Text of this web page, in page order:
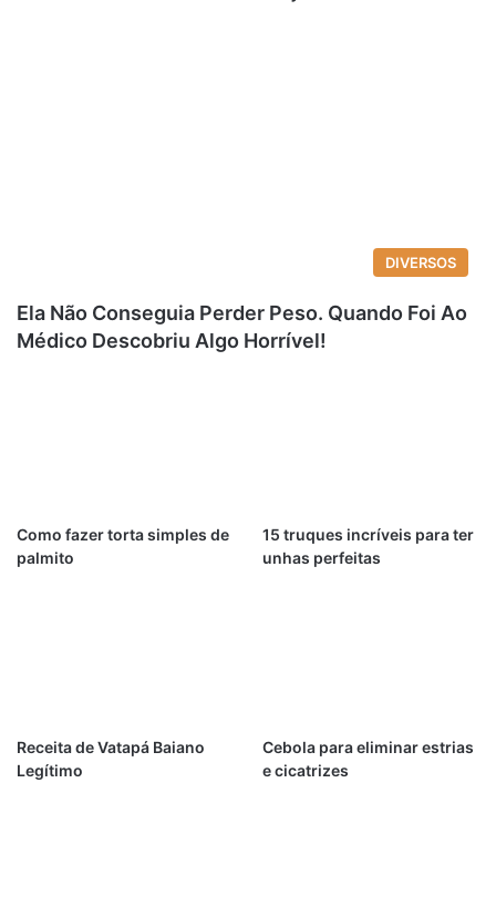
DIVERSOS
Ela Não Conseguia Perder Peso. Quando Foi Ao
Médico Descobriu Algo Horrível!
Como fazer torta simples de
palmito
15 truques incríveis para ter
unhas perfeitas
Receita de Vatapá Baiano
Legítimo
Cebola para eliminar estrias
e cicatrizes